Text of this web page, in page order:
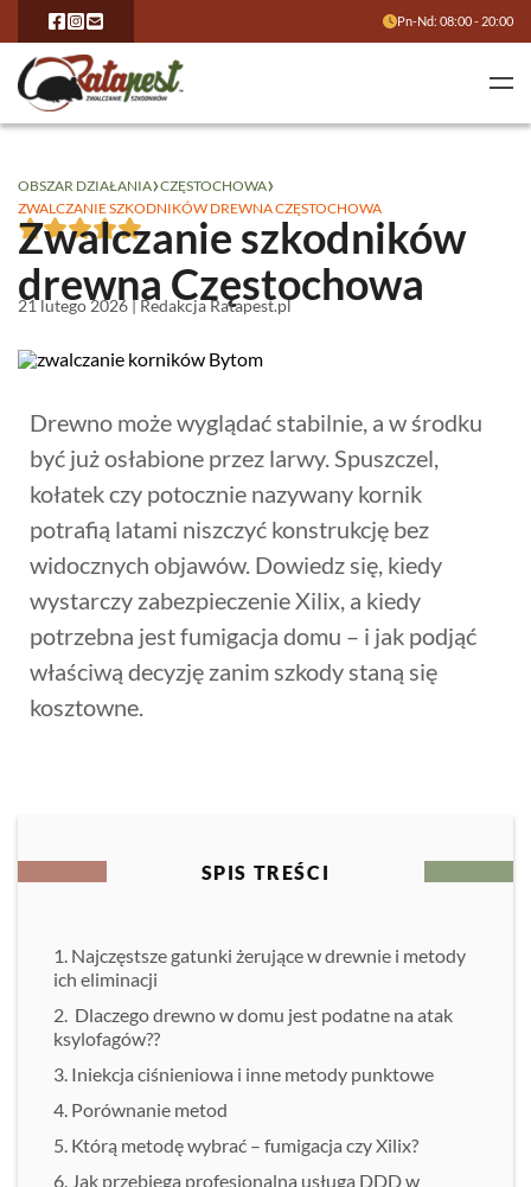
Pn-Nd: 08:00 - 20:00
OBSZAR DZIAŁANIA›CZĘSTOCHOWA›
ZWALCZANIE SZKODNIKÓW DREWNA CZĘSTOCHOWA
Zwalczanie szkodników
drewna Częstochowa
21 lutego 2026 | Redakcja Ratapest.pl
Drewno może wyglądać stabilnie, a w środku
być już osłabione przez larwy. Spuszczel,
kołatek czy potocznie nazywany kornik
potrafią latami niszczyć konstrukcję bez
widocznych objawów. Dowiedz się, kiedy
wystarczy zabezpieczenie Xilix, a kiedy
potrzebna jest fumigacja domu – i jak podjąć
właściwą decyzję zanim szkody staną się
kosztowne.
SPIS TREŚCI
Najczęstsze gatunki żerujące w drewnie i metody
ich eliminacji
Dlaczego drewno w domu jest podatne na atak
ksylofagów??
Iniekcja ciśnieniowa i inne metody punktowe
Porównanie metod
Którą metodę wybrać – fumigacja czy Xilix?
Jak przebiega profesjonalna usługa DDD w